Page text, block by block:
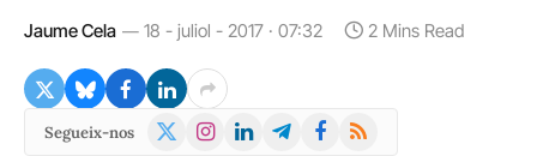
Jaume Cela 18 - juliol - 2017 · 07:32 2 Mins Read
Segueix-nos
X
Instagram
LinkedInTelegramFacebook
RSS